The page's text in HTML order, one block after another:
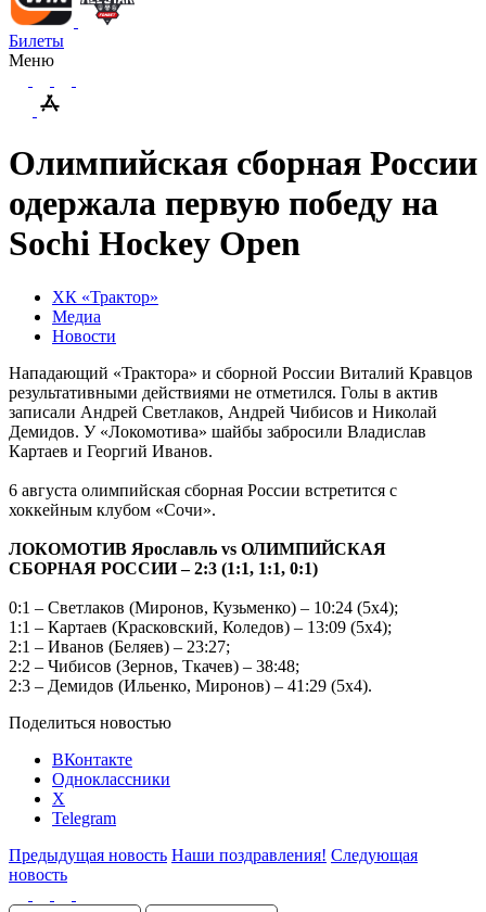
Билеты
Меню
Олимпийская сборная России
одержала первую победу на
Sochi Hockey Open
ХК «Трактор»
Медиа
Новости
Нападающий «Трактора» и сборной России Виталий Кравцов
результативными действиями не отметился. Голы в актив
записали Андрей Светлаков, Андрей Чибисов и Николай
Демидов. У «Локомотива» шайбы забросили Владислав
Картаев и Георгий Иванов.
6 августа олимпийская сборная России встретится с
хоккейным клубом «Сочи».
ЛОКОМОТИВ Ярославль vs ОЛИМПИЙСКАЯ
СБОРНАЯ РОССИИ – 2:3 (1:1, 1:1, 0:1)
0:1 – Светлаков (Миронов, Кузьменко) – 10:24 (5х4);
1:1 – Картаев (Красковский, Коледов) – 13:09 (5х4);
2:1 – Иванов (Беляев) – 23:27;
2:2 – Чибисов (Зернов, Ткачев) – 38:48;
2:3 – Демидов (Ильенко, Миронов) – 41:29 (5х4).
Поделиться новостью
ВКонтакте
Одноклассники
X
Telegram
Предыдущая новость Наши поздравления! Следующая
новость